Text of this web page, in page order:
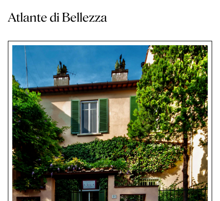
Atlante di Bellezza